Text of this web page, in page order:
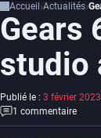
Accueil Actualités
Gears
studio
Publié le : 3 février
1 commentaire